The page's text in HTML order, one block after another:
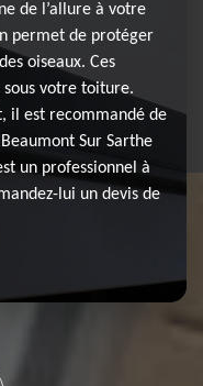
de l’allure à votre
permet de protéger
oiseaux. Ces
sous votre toiture.
il est recommandé de
Sur Sarthe
un professionnel à
lui un devis de